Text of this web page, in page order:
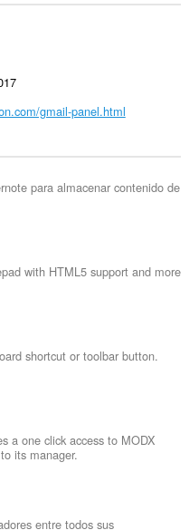
gmail-panel.html
para almacenar contenido de
with HTML5 support and more
shortcut or toolbar button.
a one click access to MODX
its manager.
entre todos sus